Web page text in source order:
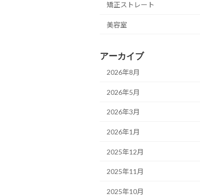
矯正ストレート
美容室
アーカイブ
2026年8月
2026年5月
2026年3月
2026年1月
2025年12月
2025年11月
2025年10月